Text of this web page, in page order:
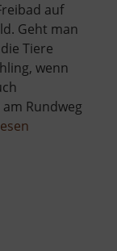
auf
Geht man
Tiere
wenn
Rundweg